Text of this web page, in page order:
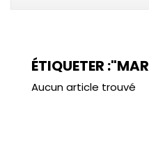
ÉTIQUETER
Aucun article trouvé